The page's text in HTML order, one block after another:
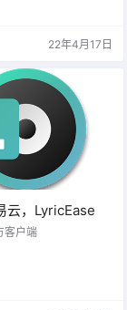
22年4月17日
云，LyricEase
客户端